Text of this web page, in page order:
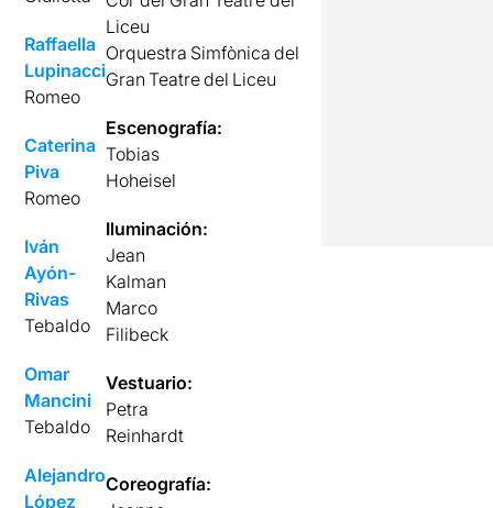
Raffaella
Lupinacci
Romeo
Caterina
Piva
Romeo
Iván
Ayón-
Rivas
Tebaldo
Omar
Mancini
Tebaldo
Alejandro
López
Liceu
Orquestra Simfònica del
Gran Teatre del Liceu
Escenografía:
Tobias
Hoheisel
Iluminación:
Jean
Kalman
Marco
Filibeck
Vestuario:
Petra
Reinhardt
Coreografía: